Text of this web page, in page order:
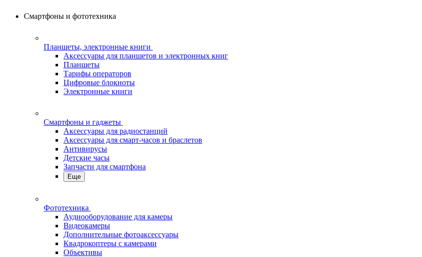
Смартфоны и фототехника
Планшеты, электронные книги
Аксессуары для планшетов и электронных книг
Планшеты
Тарифы операторов
Цифровые блокноты
Электронные книги
Смартфоны и гаджеты
Аксессуары для радиостанций
Аксессуары для смарт-часов и браслетов
Антивирусы
Детские часы
Запчасти для смартфона
Еще
Фототехника
Аудиооборудование для камеры
Видеокамеры
Дополнительные фотоаксессуары
Квадрокоптеры с камерами
Объективы